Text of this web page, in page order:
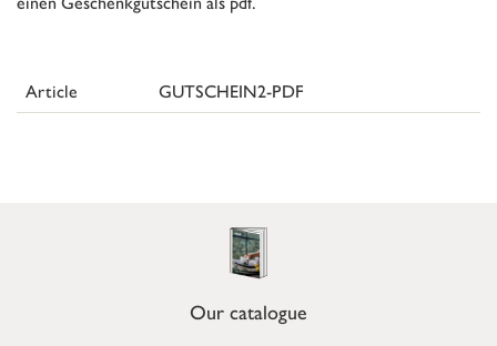
Article GUTSCHEIN2-PDF
Our catalogue